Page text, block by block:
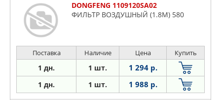
DONGFENG 1109120SA02
ФИЛЬТР ВОЗДУШНЫЙ (1.8М) 580
Поставка Наличие Цена Купить
1 дн. 1 шт. 1 294 р.
1 дн. 1 шт. 1 988 р.